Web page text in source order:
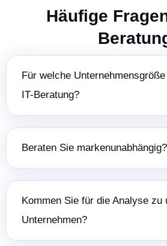
Häufige
Für welche
IT-Beratung?
Beraten Sie markenunabhängig?
Kommen Sie für die Analyse zu
Unternehmen?